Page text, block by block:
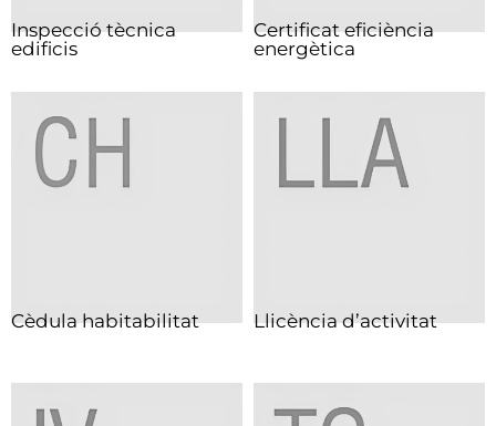
Inspecció tècnica
edificis
Certificat eficiència
energètica
Cèdula habitabilitat Llicència d’activitat